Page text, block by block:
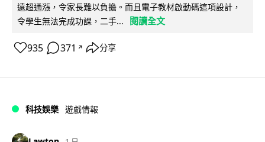
遠超通漲，令家長難以負擔。而且電子教材啟動碼這項設計，
令學生無法完成功課，二手...
閱讀全文
935 371 ↗ 分享
科技娛樂 遊戲情報